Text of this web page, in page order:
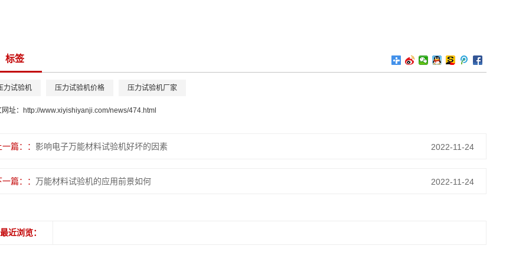
标签
力试验机 压力试验机价格 压力试验机厂家
址： http://www.xiyishiyanji.com/news/474.html
一篇： 影响电子万能材料试验机好坏的因素 2022-11-24
篇： 万能材料试验机的应用前景如何 2022-11-24
最近浏览：